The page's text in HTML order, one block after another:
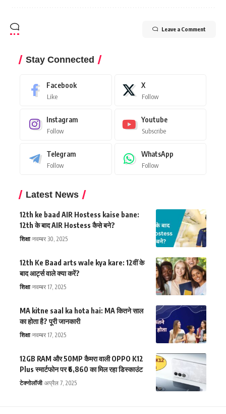
Leave a Comment
Stay Connected
Facebook
Like
X
Follow
Instagram
Follow
Youtube
Subscribe
Telegram
Follow
WhatsApp
Follow
Latest News
12th ke baad AIR Hostess kaise bane:
12th के बाद AIR Hostess कैसे बने?
शिक्षा नवम्बर 30, 2025
12th Ke Baad arts wale kya kare: 12वीं के
बाद आर्ट्स वाले क्या करें?
शिक्षा नवम्बर 17, 2025
MA kitne saal ka hota hai: MA कितने साल
का होता है? पूरी जानकारी
शिक्षा नवम्बर 17, 2025
12GB RAM और 50MP कैमरा वाली OPPO K12
Plus स्मार्टफोन पर ₹6,860 का मिल रहा डिस्काउंट
टेक्नोलॉजी अप्रैल 7, 2025